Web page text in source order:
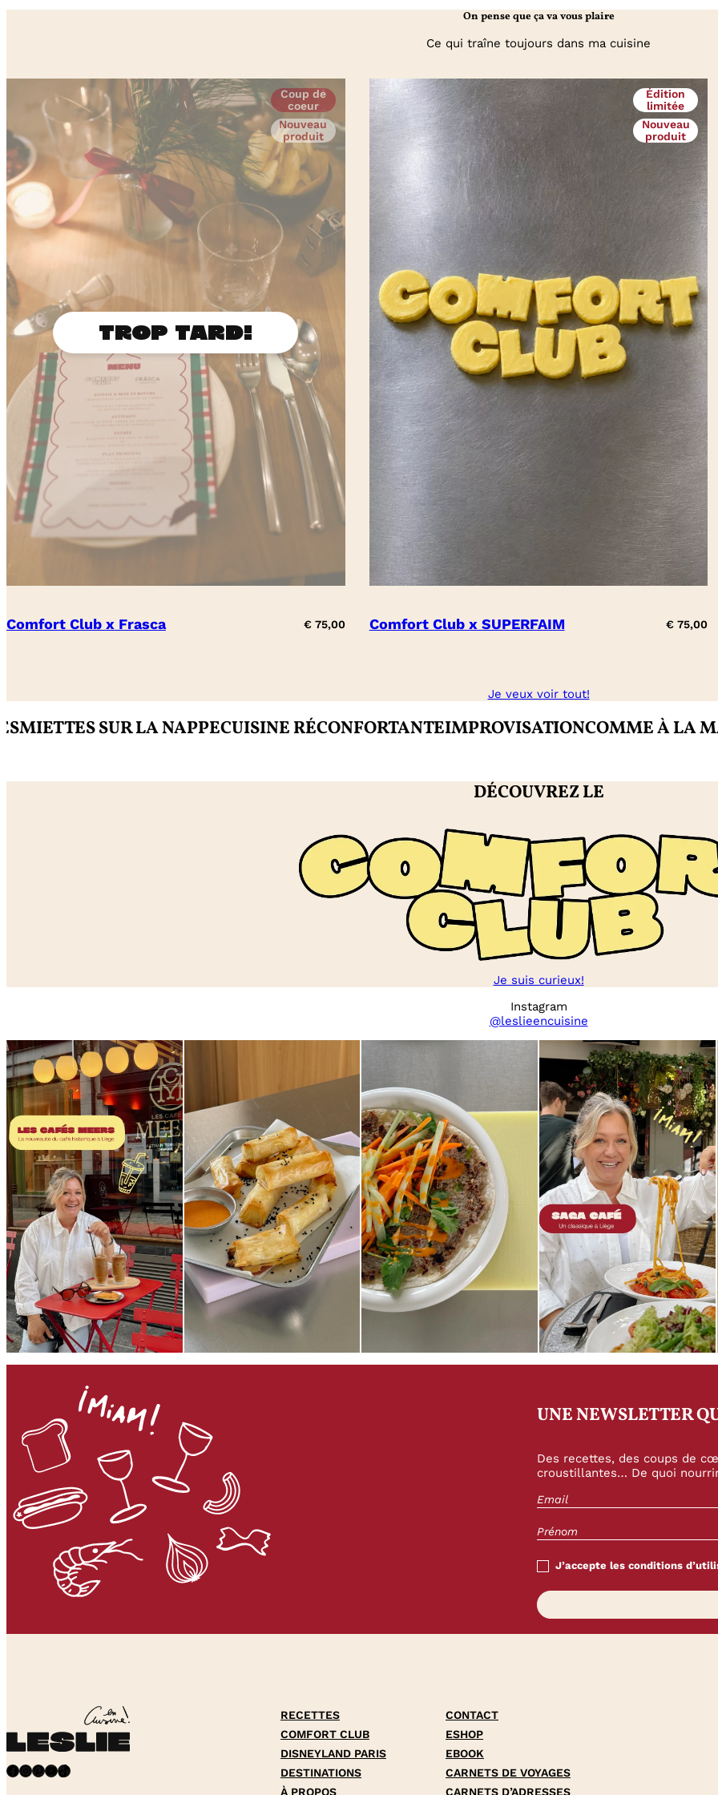
On pense que ça va vous plaire
Ce qui traîne toujours dans ma cuisine
Coup de
coeur
Nouveau
produit
Comfort Club x Frasca €75,00
Édition
limitée
Nouveau
produit
Comfort Club x SUPERFAIM € 75,00
Je veux voir tout!
SUR LA NAPPECUISINE RÉCONFORTANTEIMPROVISATIONCOMME À LA
DÉCOUVREZ LE
Je suis curieux!
Instagram
@leslieencuisine
UNE NEWSLETTER
Des recettes, des coups de
croustillantes… De quoi
J’accepte les conditions
Facebook InstagramPinterest YouTube TikTok
RECETTES
COMFORT CLUB
DISNEYLAND PARIS
DESTINATIONS
À PROPOS
CONTACT
ESHOP
EBOOK
CARNETS DE VOYAGES
CARNETS D’ADRESSES